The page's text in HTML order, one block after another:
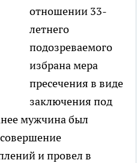
отношении 33-
летнего
подозреваемого
избрана мера
пресечения в виде
заключения под
мужчина был
и провел в